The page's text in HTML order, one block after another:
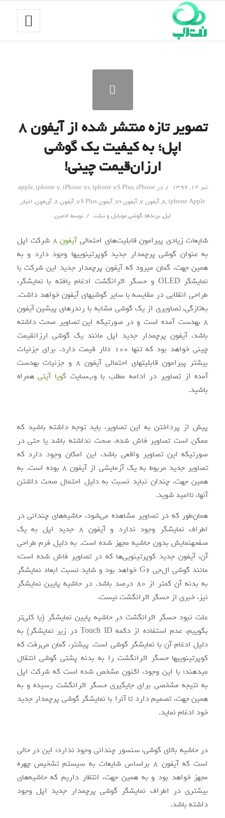
تصویر تازه منتشر شده از آیفون ۸
اپل؛ به کیفیت یک گوشی
ارزان‌قیمت چینی!
تیر ۱۲, ۱۳۹۶ / در apple,iphone 7,iPhone 7s,iphone 7S Plus,iPhone
8,iphone Apple
,آیفون 7 ,آیفون 7s ,آیفون 7S Plus ,آیفون 8 ,آی‌فون, اخبار,
اپل,برندها,گوشی موبایل و تبلت / توسط ادمین
شایعات زیادی پیرامون قابلیت‌های احتمالیآیفون ۸
شرکت اپل
به عنوان گوشی‎ پرچم‎دار جدید کوپرتینویی‎ها وجود دارد و به
همین جهت، گمان می‎رود که آیفون پرچم‎دار جدید این شرکت با
نمایشگر OLED و حسگر اثرانگشت ادغام یافته با نمایشگر،
طراحی انقلابی در مقایسه با سایر گوشی‎های آیفون خواهد داشت.
به‌تازگی، تصاویری از یک گوشی مشابه با رندرهای پیشین آیفون
۸ به‎دست آمده است و در صورتی‎که این تصاویر صحت داشته
باشد، آیفون پرچم‎دار جدید اپل مانند یک گوشی ارزان‎قیمت
چینی خواهد بود که تنها ۱۰۰ دلار قیمت دارد. برای جزئیات
بیشتر پیرامون قابلیت‎های احتمالی آیفون ۸ و جزئیات به‎دست
آمده از تصاویر در ادامه مطلب با وب‌سایت گویا آی‎تی
همراه
باشید.
پیش از پرداختن به این تصاویر، باید توجه داشته باشید که
ممکن است تصاویر فاش شده، صحت نداشته باشد یا حتی در
صورتی‎که این تصاویر واقعی باشد، این امکان وجود دارد که
تصاویر جدید مربوط به یک آزمایشی از آیفون ۸ بوده است. به
همین جهت، چندان نباید نسبت به دلیل احتمال صحت‎ داشتن
آن‏ها، ناامید شوید.
همان‌طور که در تصاویر مشاهده می‌شود، حاشیه‌های چندانی در
اطراف نمایشگر وجود ندارد و آیفون ۸ جدید اپل به یک
صفحه‎نمایش بدون حاشیه مجهز شده است. به دلیل فرم طراحی
آن، آیفون جدید کوپرتینویی‌ها که در تصاویر فاش شده است؛
مانند گوشی ال‌جی G6 خواهد بود و شاید نسبت ابعاد نمایشگر
به بدنه آن کم‏تر از ۸۰ درصد باشد. در حاشیه پایین نمایشگر
نیز، خبری از حسگر اثرانگشت نیست.
علت نبود حسگر اثرانگشت در حاشیه پایین نمایشگر (یا کلی‌تر
بگوییم، عدم استفاده از دکمه Touch ID در زیر نمایشگر) به
دلیل ادغام آن با نمایشگر گوشی است. پیش‎تر، گمان می‌رفت که
کوپرتینویی‎ها حسگر اثرانگشت را به بدنه پشتی گوشی انتقال
می‎دهند؛ با این وجود، اکنون مشخص شده است که شرکت اپل
به نتیجه مشخصی برای جای‎گیری حسگر اثرانگشت رسیده و به
همین جهت، تصمیم دارد تا آن‎را با نمایشگر گوشی پرچم‎دار جدید
خود ادغام نماید.
در حاشیه بالای گوشی، سنسور چندانی وجود ندارد؛ این در حالی
است که آیفون ۸ براساس شایعات به سیستم تشخیص چهره
مجهز خواهد بود و به همین جهت، انتظار داریم که حاشیه‌های
بیشتری در اطراف نمایشگر گوشی پرچم‎دار جدید اپل وجود
داشته باشد.